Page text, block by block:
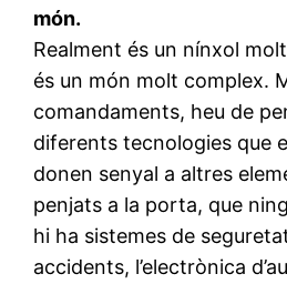
món.
Realment és un nínxol
és un món molt complex.
comandaments, heu de
diferents tecnologies que
donen senyal a altres
penjats a la porta, que
hi ha sistemes de
accidents, l’electrònica